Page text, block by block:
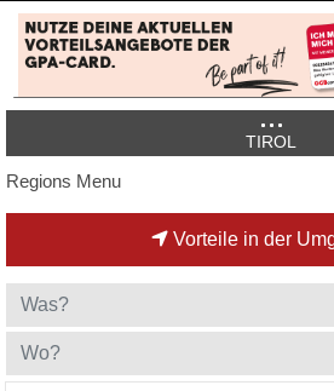
TIROL
Regions Menu
Vorteile in der